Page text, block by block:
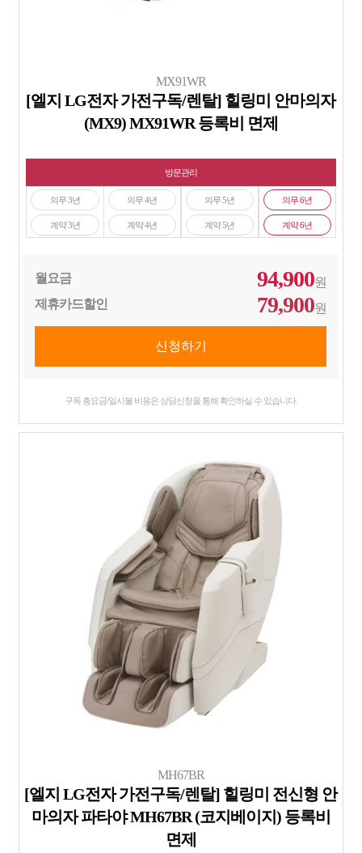
MX91WR
[엘지 LG전자 가전구독/렌탈] 힐링미 안마의자
(MX9) MX91WR 등록비 면제
방문관리
의무 3년
계약 3년
의무 4년
계약 4년
의무 5년
계약 5년
의무 6년
계약 6년
월요금 94,900원
제휴카드할인
79,900원
구독 총요금/일시불 비용은 상담신청을 통해 확인하실 수 있습니다.
MH67BR
[엘지 LG전자 가전구독/렌탈] 힐링미 전신형 안
마의자 파타야 MH67BR (코지베이지) 등록비
면제